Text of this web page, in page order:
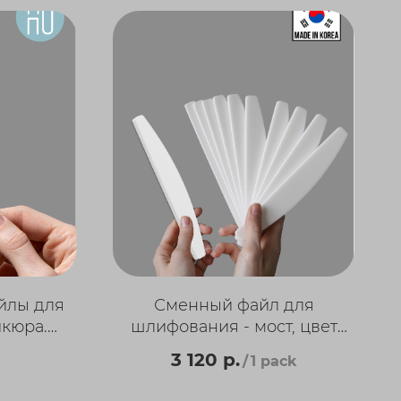
для
Сменный файл для
шлифования - мост, цвет
Корея
3 120 р./1 pack